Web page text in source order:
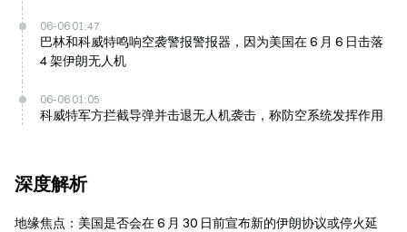
06-06 01:47
巴林和科威特鸣响空袭警报警报器，因为美国在 6 月 6 日击落
4 架伊朗无人机
06-06 01:05
科威特军方拦截导弹并击退无人机袭击，称防空系统发挥作用
深度解析
地缘焦点：美国是否会在 6 月 30 日前宣布新的伊朗协议或停火延